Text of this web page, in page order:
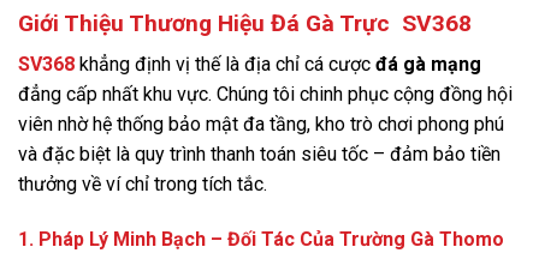
Giới Thiệu Thương Hiệu Đá Gà Trực SV368
SV368 khẳng định vị thế là địa chỉ cá cược đá gà mạng
đẳng cấp nhất khu vực. Chúng tôi chinh phục cộng đồng hội
viên nhờ hệ thống bảo mật đa tầng, kho trò chơi phong phú
và đặc biệt là quy trình thanh toán siêu tốc – đảm bảo tiền
thưởng về ví chỉ trong tích tắc.
1. Pháp Lý Minh Bạch – Đối Tác Của Trường Gà Thomo